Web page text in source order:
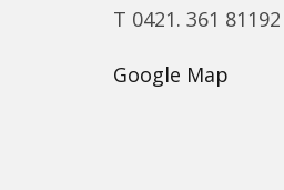
T 0421. 361 81192
Google Map